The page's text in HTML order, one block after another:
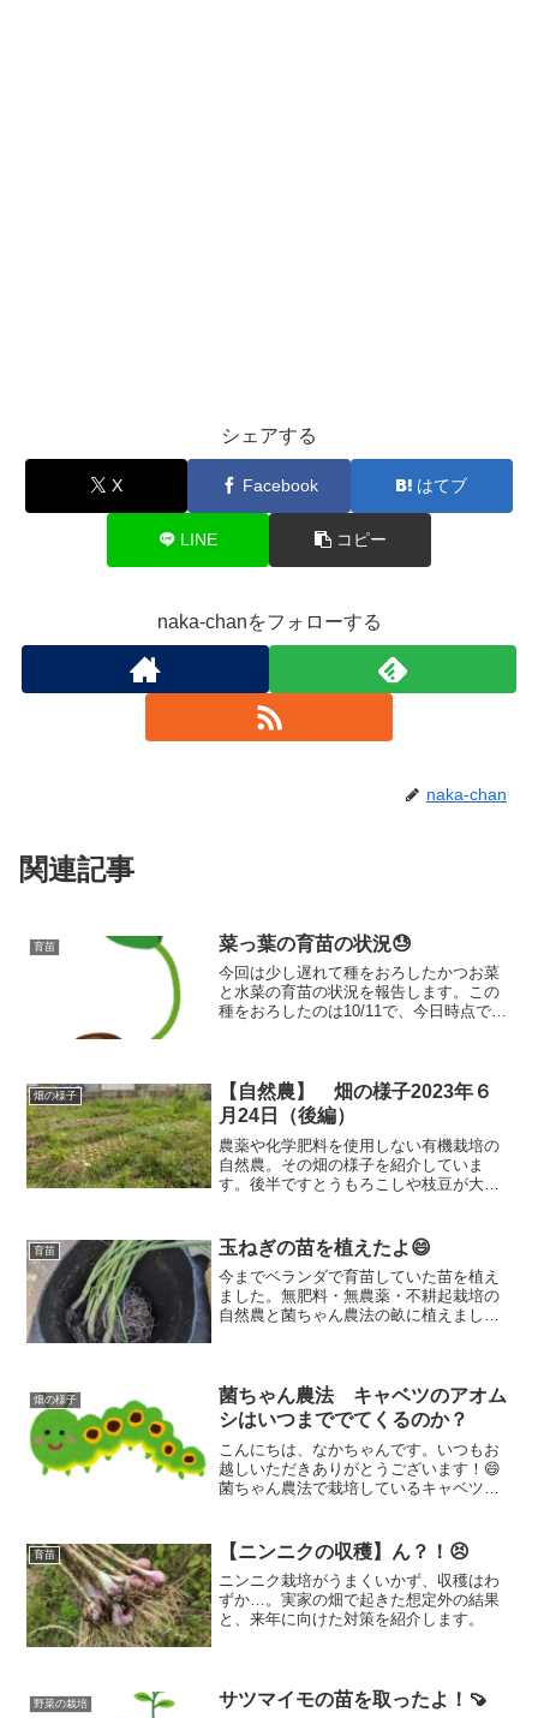
シェアする
X Facebook はてブ
LINE コピー
naka-chanをフォローする
naka-chan
関連記事
育苗 菜っ葉の育苗の状況😓
今回は少し遅れて種をおろしたかつお菜
と水菜の育苗の状況を報告します。この
種をおろしたのは10/11で、今日時点で8
と発芽率が極端に悪かったです。
畑の様子
【自然農】 畑の様子2023年６
月24日（後編）
農薬や化学肥料を使用しない有機栽培の
自然農。その畑の様子を紹介していま
す。後半ですとうもろこしや枝豆が大き
ち直ってきています。畑で育っている野
菜たちの様子を見ていただきましょう！
育苗 玉ねぎの苗を植えたよ😄
今までベランダで育苗していた苗を植え
ました。無肥料・無農薬・不耕起栽培の
自然農と菌ちゃん農法の畝に植えまし
畑の様子
菌ちゃん農法 キャベツのアオム
シはいつまででてくるのか？
こんにちは、なかちゃんです。いつもお
越しいただきありがとうございます！😄
菌ちゃん農法で栽培しているキャベツに
に数匹発見します。アオムシ被害今回
も・・・😫では、行ってみま...
育苗 【ニンニクの収穫】ん？！😣
ニンニク栽培がうまくいかず、収穫はわ
ずか…。実家の畑で起きた想定外の結果
と、来年に向けた対策を紹介します。
野菜の栽培 サツマイモの苗を取ったよ！🍠